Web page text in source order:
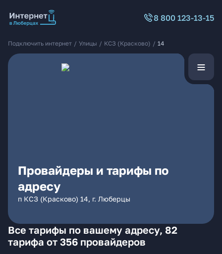
8 800 123-13-15
Подключить интернет / Улицы / КСЗ (Красково) / 14
Провайдеры и тарифы по
адресу
п КСЗ (Красково) 14, г. Люберцы
Все тарифы по вашему адресу, 82
тарифа от 356 провайдеров